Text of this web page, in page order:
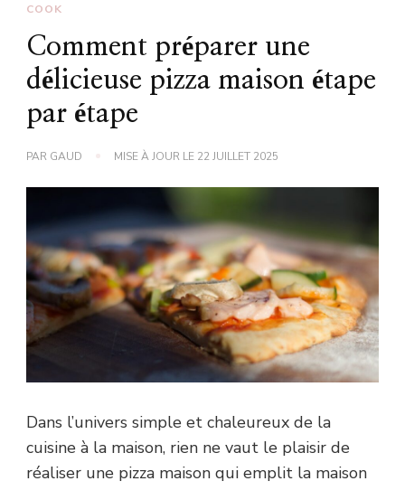
COOK
Comment préparer une
délicieuse pizza maison étape
par étape
PAR GAUD MISE À JOUR LE 22 JUILLET 2025
Dans l’univers simple et chaleureux de la
cuisine à la maison, rien ne vaut le plaisir de
réaliser une pizza maison qui emplit la maison